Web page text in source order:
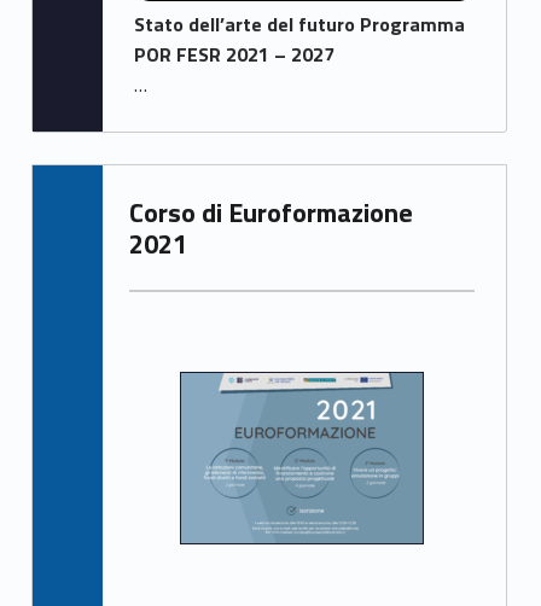
Stato dell’arte del futuro Programma
POR FESR 2021 – 2027
…
Corso di Euroformazione
2021